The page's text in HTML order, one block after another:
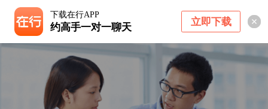
下载在行APP
约高手一对一聊天 立即下载